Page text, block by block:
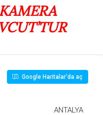
Google Haritalar'da aç
ANTALYA